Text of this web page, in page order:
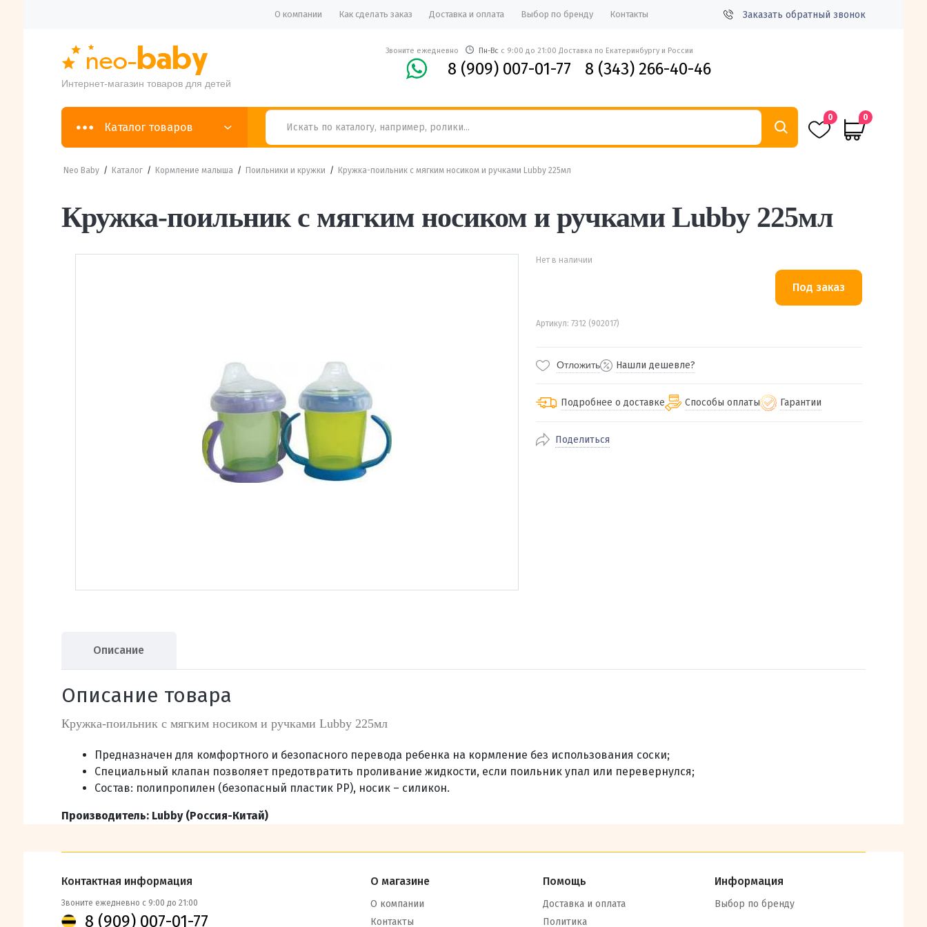
О компании Как сделать заказ Доставка и оплата Выбор по бренду Контакты Заказать обратный звонок
Интернет-магазин товаров для детей
Звоните ежедневно Пн-Вс с 9:00 до 21:00 Доставка по Екатеринбургу и России
8 (909) 007-01-77 8 (343) 266-40-46
Каталог товаров
0 0
Neo Baby/ Каталог/ Кормление малыша/ Поильники и кружки / Кружка-поильник с мягким носиком и ручками Lubby 225мл
Кружка-поильник с мягким носиком и ручками Lubby 225мл
Нет в наличии
Артикул: 7312 (902017)
Отложить Нашли дешевле?
Подробнее о доставке
По Екатеринбургу бесплатная
Способы оплаты Гарантии
Поделиться
Описание
Описание товара
Кружка-поильник с мягким носиком и ручками Lubby 225мл
Предназначен для комфортного и безопасного перевода ребенка на кормление без использования соски;
Специальный клапан позволяет предотвратить проливание жидкости, если поильник упал или перевернулся;
Состав: полипропилен (безопасный пластик PP), носик – силикон.
Производитель: Lubby (Россия-Китай)
Контактная информация
Звоните ежедневно с 9:00 до 21:00
8 (909) 007-01-77
О магазине
О компании
Контакты
Помощь
Доставка и оплата
Политика
Информация
Выбор по бренду